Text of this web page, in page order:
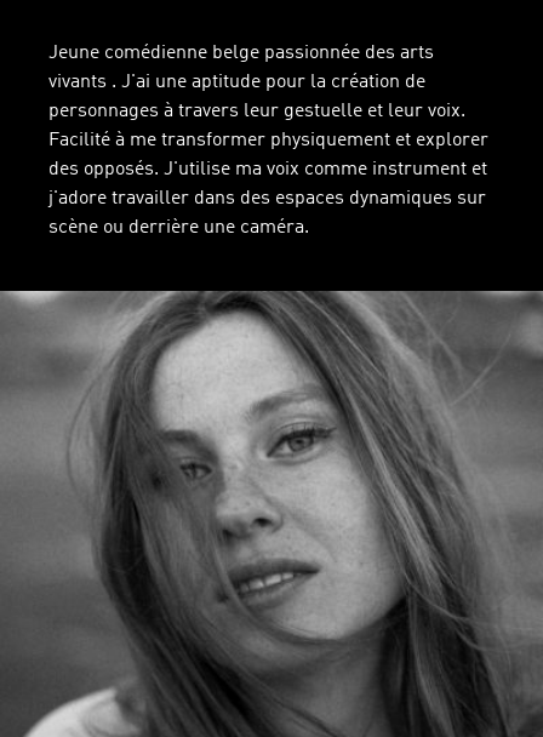
Jeune comédienne belge passionnée des arts
vivants . J'ai une aptitude pour la création de
personnages à travers leur gestuelle et leur voix.
Facilité à me transformer physiquement et explorer
des opposés. J'utilise ma voix comme instrument et
j'adore travailler dans des espaces dynamiques sur
scène ou derrière une caméra.